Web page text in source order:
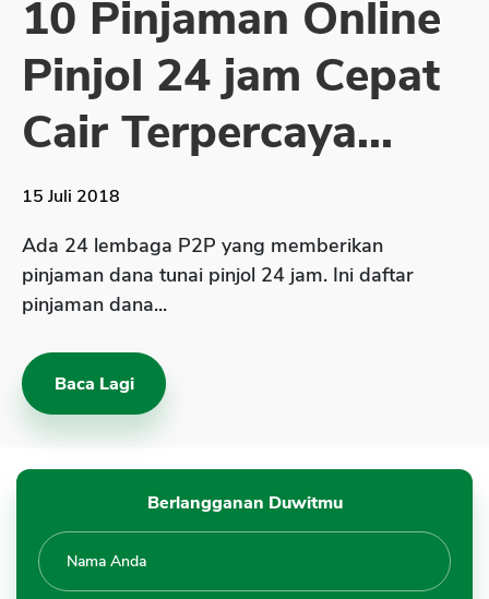
Sekuritas Saham
Bank Digital
Crypto
Assets Crypto
Asuransi Jiwa
Asuransi Kesehatan
10 Pinjaman Online
Pinjol 24 jam Cepat
Cair Terpercaya...
15 Juli 2018
Ada 24 lembaga P2P yang memberikan
pinjaman dana tunai pinjol 24 jam. Ini daftar
pinjaman dana...
Baca Lagi
Berlangganan Duwitmu